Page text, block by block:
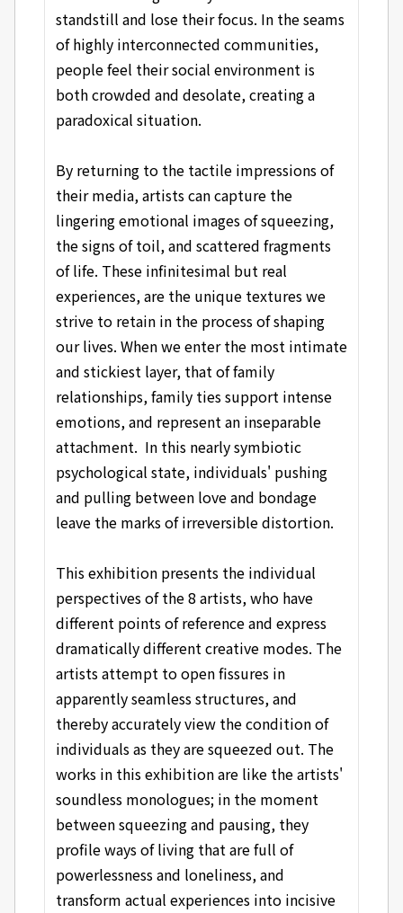
standstill and lose their focus. In the seams
of highly interconnected communities,
people feel their social environment is
both crowded and desolate, creating a
paradoxical situation.
By returning to the tactile impressions of
their media, artists can capture the
lingering emotional images of squeezing,
the signs of toil, and scattered fragments
of life. These infinitesimal but real
experiences, are the unique textures we
strive to retain in the process of shaping
our lives. When we enter the most intimate
and stickiest layer, that of family
relationships, family ties support intense
emotions, and represent an inseparable
attachment. In this nearly symbiotic
psychological state, individuals' pushing
and pulling between love and bondage
leave the marks of irreversible distortion.
This exhibition presents the individual
perspectives of the 8 artists, who have
different points of reference and express
dramatically different creative modes. The
artists attempt to open fissures in
apparently seamless structures, and
thereby accurately view the condition of
individuals as they are squeezed out. The
works in this exhibition are like the artists'
soundless monologues; in the moment
between squeezing and pausing, they
profile ways of living that are full of
powerlessness and loneliness, and
transform actual experiences into incisive